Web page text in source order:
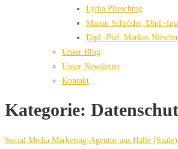
Lydia Plieschnig
Martin Schröder, Dipl.-
Dipl.-Päd. Markus
Unser Blog
Unser Newsletter
Kontakt
Kategorie:
Social Media Marketing-Agentur aus Halle